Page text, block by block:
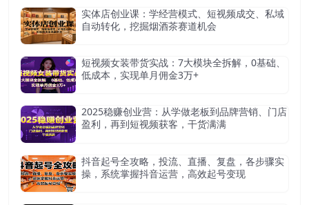
实体店创业课：学经营模式、短视频成交、私域
自动转化，挖掘烟酒茶赛道机会
短视频女装带货实战：7大模块全拆解，0基础、
低成本，实现单月佣金3万+
2025稳赚创业营：从学做老板到品牌营销、门店
盈利，再到短视频获客，干货满满
抖音起号全攻略，投流、直播、复盘，各步骤实
操，系统掌握抖音运营，高效起号变现